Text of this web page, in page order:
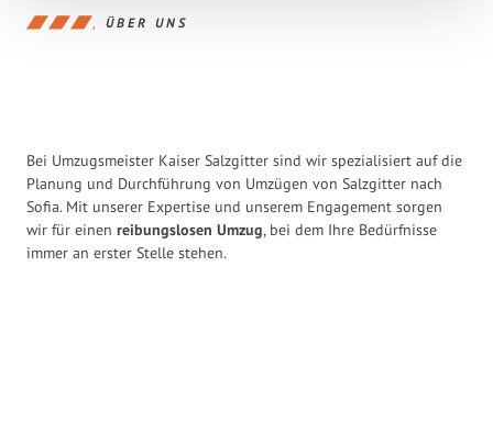
ÜBER UNS
Bei Umzugsmeister Kaiser Salzgitter sind wir spezialisiert auf die
Planung und Durchführung von Umzügen von Salzgitter nach
Sofia. Mit unserer Expertise und unserem Engagement sorgen
wir für einen reibungslosen Umzug, bei dem Ihre Bedürfnisse
immer an erster Stelle stehen.